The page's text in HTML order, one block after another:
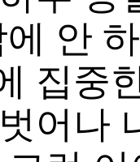
안
집중
어나